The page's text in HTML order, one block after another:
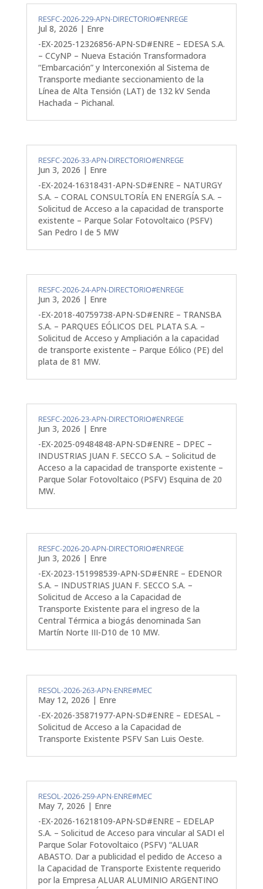
RESFC-2026-229-APN-DIRECTORIO#ENREGE
Jul 8, 2026 | Enre
-EX-2025-12326856-APN-SD#ENRE – EDESA S.A.
– CCyNP – Nueva Estación Transformadora
“Embarcación” y Interconexión al Sistema de
Transporte mediante seccionamiento de la
Línea de Alta Tensión (LAT) de 132 kV Senda
Hachada – Pichanal.
RESFC-2026-33-APN-DIRECTORIO#ENREGE
Jun 3, 2026 | Enre
-EX-2024-16318431-APN-SD#ENRE – NATURGY
S.A. – CORAL CONSULTORÍA EN ENERGÍA S.A. –
Solicitud de Acceso a la capacidad de transporte
existente – Parque Solar Fotovoltaico (PSFV)
San Pedro I de 5 MW
RESFC-2026-24-APN-DIRECTORIO#ENREGE
Jun 3, 2026 | Enre
-EX-2018-40759738-APN-SD#ENRE – TRANSBA
S.A. – PARQUES EÓLICOS DEL PLATA S.A. –
Solicitud de Acceso y Ampliación a la capacidad
de transporte existente – Parque Eólico (PE) del
plata de 81 MW.
RESFC-2026-23-APN-DIRECTORIO#ENREGE
Jun 3, 2026 | Enre
-EX-2025-09484848-APN-SD#ENRE – DPEC –
INDUSTRIAS JUAN F. SECCO S.A. – Solicitud de
Acceso a la capacidad de transporte existente –
Parque Solar Fotovoltaico (PSFV) Esquina de 20
MW.
RESFC-2026-20-APN-DIRECTORIO#ENREGE
Jun 3, 2026 | Enre
-EX-2023-151998539-APN-SD#ENRE – EDENOR
S.A. – INDUSTRIAS JUAN F. SECCO S.A. –
Solicitud de Acceso a la Capacidad de
Transporte Existente para el ingreso de la
Central Térmica a biogás denominada San
Martín Norte III-D10 de 10 MW.
RESOL-2026-263-APN-ENRE#MEC
May 12, 2026 | Enre
-EX-2026-35871977-APN-SD#ENRE – EDESAL –
Solicitud de Acceso a la Capacidad de
Transporte Existente PSFV San Luis Oeste.
RESOL-2026-259-APN-ENRE#MEC
May 7, 2026 | Enre
-EX-2026-16218109-APN-SD#ENRE – EDELAP
S.A. – Solicitud de Acceso para vincular al SADI el
Parque Solar Fotovoltaico (PSFV) “ALUAR
ABASTO. Dar a publicidad el pedido de Acceso a
la Capacidad de Transporte Existente requerido
por la Empresa ALUAR ALUMINIO ARGENTINO